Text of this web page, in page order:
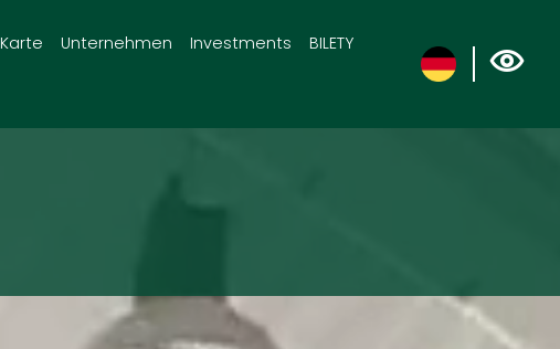
Karte Unternehmen Investments BILETY